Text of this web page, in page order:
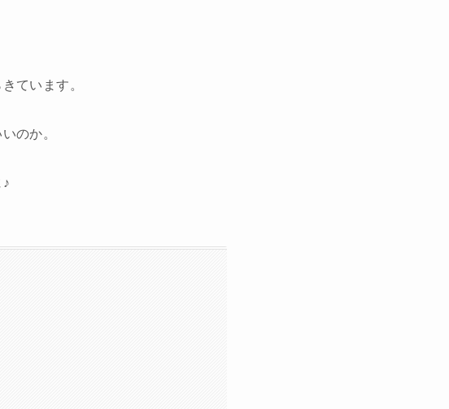
ています。
のか。